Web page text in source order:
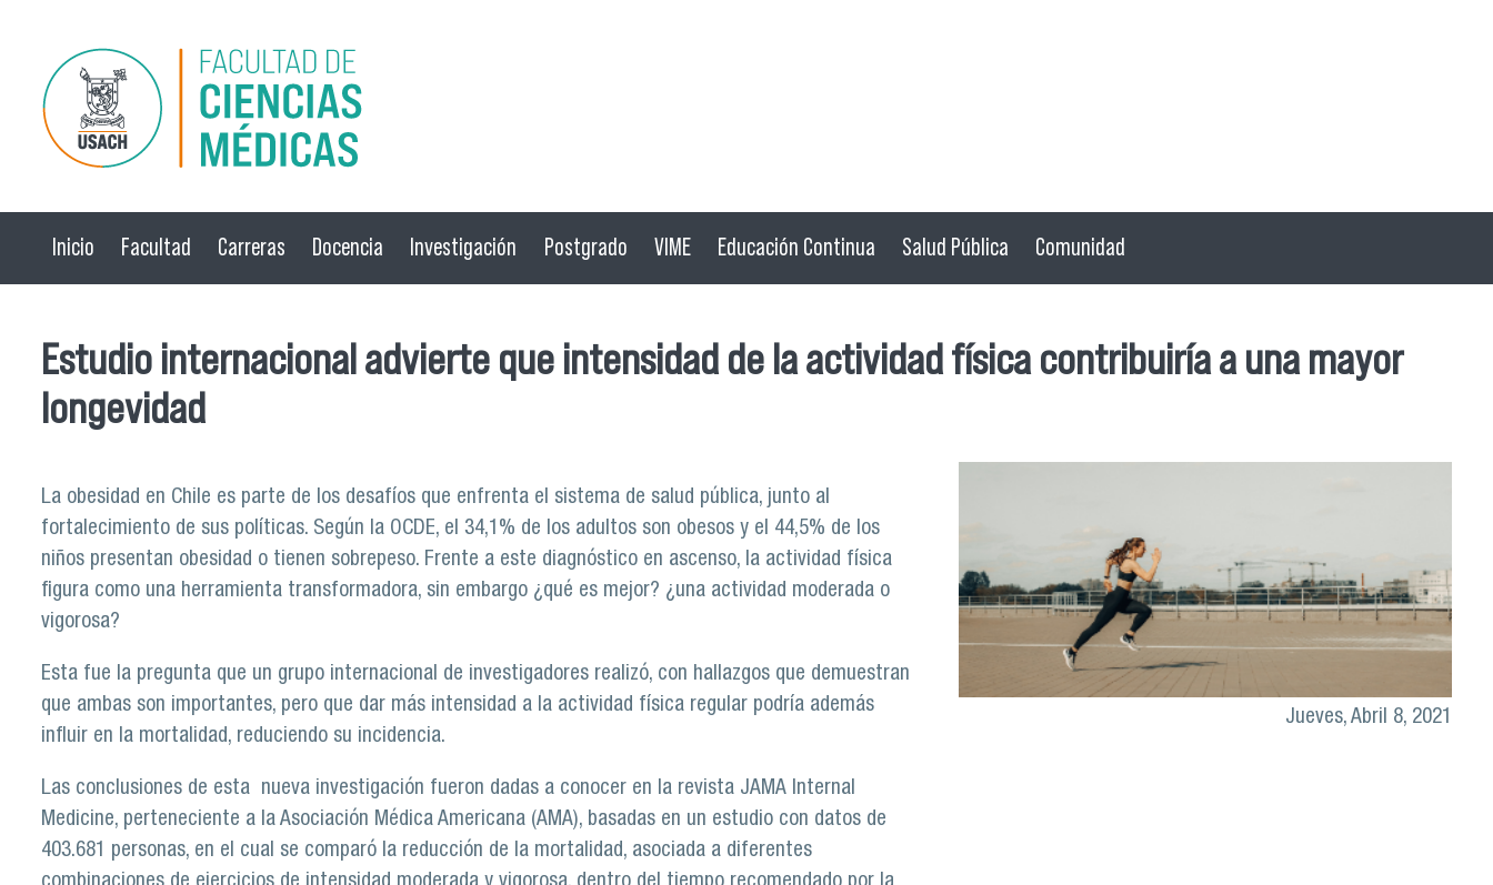
Pasar al contenido principal
Inicio Facultad Carreras Docencia Investigación Postgrado VIME Educación Continua Salud Pública Comunidad
Estudio internacional advierte que intensidad de la actividad física contribuiría a una mayor
longevidad
La obesidad en Chile es parte de los desafíos que enfrenta el sistema de salud pública, junto al
fortalecimiento de sus políticas. Según la OCDE, el 34,1% de los adultos son obesos y el 44,5% de los
niños presentan obesidad o tienen sobrepeso. Frente a este diagnóstico en ascenso, la actividad física
figura como una herramienta transformadora, sin embargo ¿qué es mejor? ¿una actividad moderada o
vigorosa?
Esta fue la pregunta que un grupo internacional de investigadores realizó, con hallazgos que demuestran
que ambas son importantes, pero que dar más intensidad a la actividad física regular podría además
influir en la mortalidad, reduciendo su incidencia.
Las conclusiones de esta nueva investigación fueron dadas a conocer en la revista JAMA Internal
Medicine, perteneciente a la Asociación Médica Americana (AMA), basadas en un estudio con datos de
403.681 personas, en el cual se comparó la reducción de la mortalidad, asociada a diferentes
Jueves, Abril 8, 2021